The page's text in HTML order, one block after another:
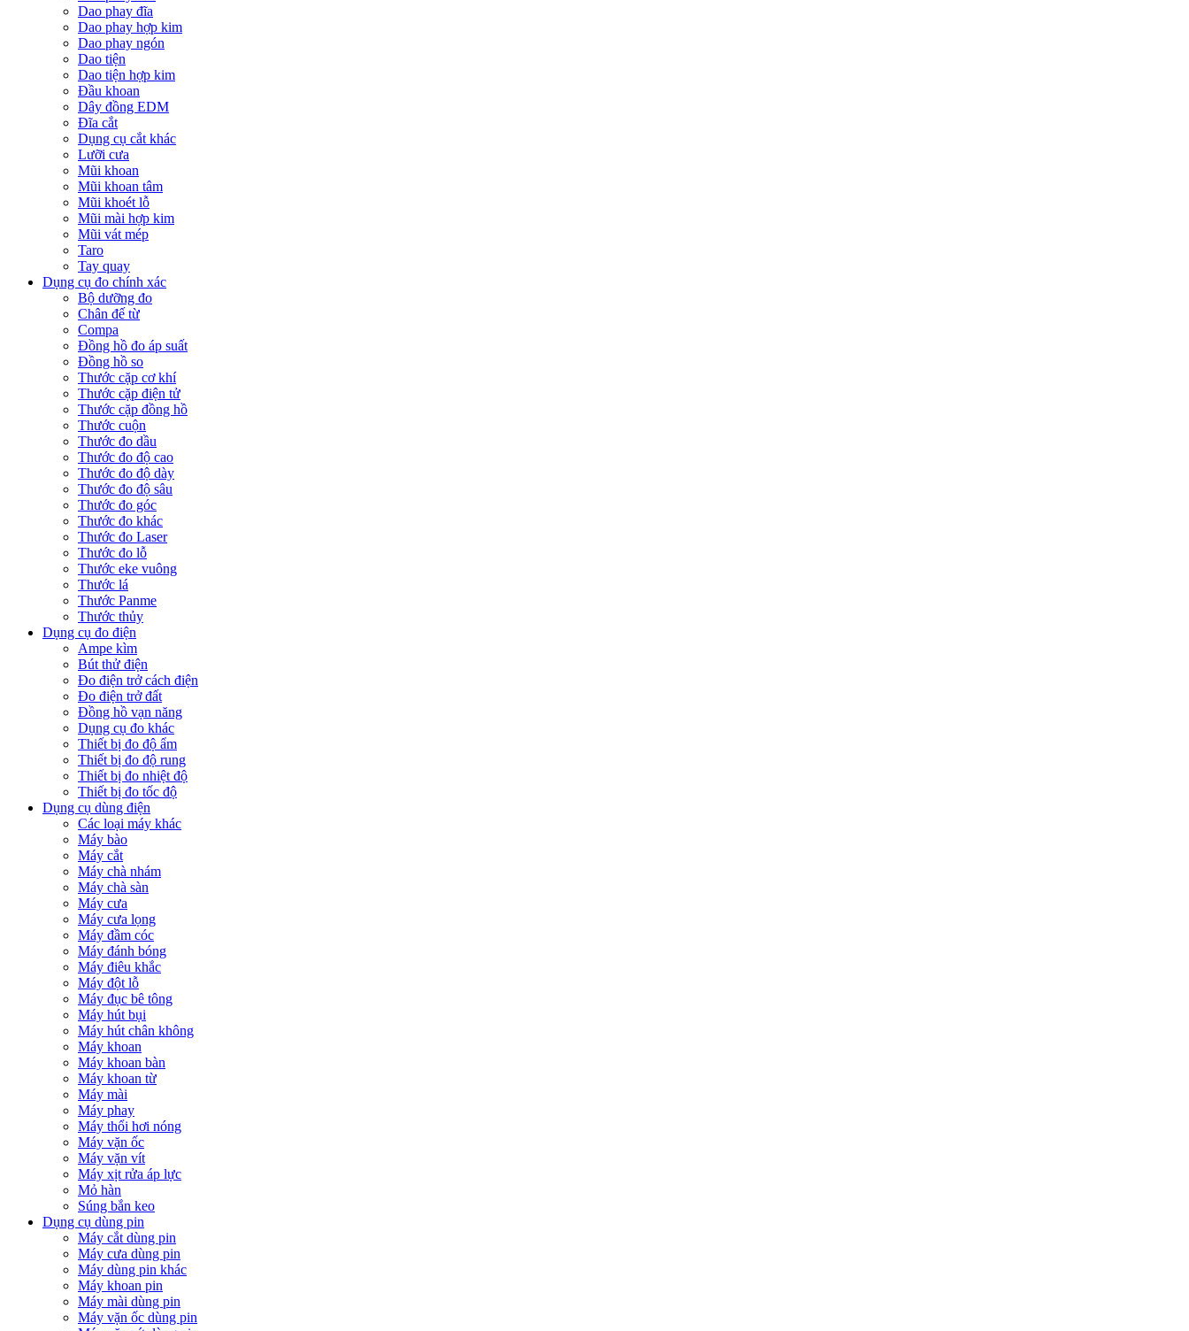
Dao phay đĩa
Dao phay hợp kim
Dao phay ngón
Dao tiện
Dao tiện hợp kim
Đầu khoan
Dây đồng EDM
Đĩa cắt
Dụng cụ cắt khác
Lưỡi cưa
Mũi khoan
Mũi khoan tâm
Mũi khoét lỗ
Mũi mài hợp kim
Mũi vát mép
Taro
Tay quay
Dụng cụ đo chính xác
Bộ dưỡng đo
Chân đế từ
Compa
Đồng hồ đo áp suất
Đồng hồ so
Thước cặp cơ khí
Thước cặp điện tử
Thước cặp đồng hồ
Thước cuộn
Thước đo dầu
Thước đo độ cao
Thước đo độ dày
Thước đo độ sâu
Thước đo góc
Thước đo khác
Thước đo Laser
Thước đo lỗ
Thước eke vuông
Thước lá
Thước Panme
Thước thủy
Dụng cụ đo điện
Ampe kìm
Bút thử điện
Đo điện trở cách điện
Đo điện trở đất
Đồng hồ vạn năng
Dụng cụ đo khác
Thiết bị đo độ ẩm
Thiết bị đo độ rung
Thiết bị đo nhiệt độ
Thiết bị đo tốc độ
Dụng cụ dùng điện
Các loại máy khác
Máy bào
Máy cắt
Máy chà nhám
Máy chà sàn
Máy cưa
Máy cưa lọng
Máy đầm cóc
Máy đánh bóng
Máy điêu khắc
Máy đột lỗ
Máy đục bê tông
Máy hút bụi
Máy hút chân không
Máy khoan
Máy khoan bàn
Máy khoan từ
Máy mài
Máy phay
Máy thổi hơi nóng
Máy vặn ốc
Máy vặn vít
Máy xịt rửa áp lực
Mỏ hàn
Súng bắn keo
Dụng cụ dùng pin
Máy cắt dùng pin
Máy cưa dùng pin
Máy dùng pin khác
Máy khoan pin
Máy mài dùng pin
Máy vặn ốc dùng pin